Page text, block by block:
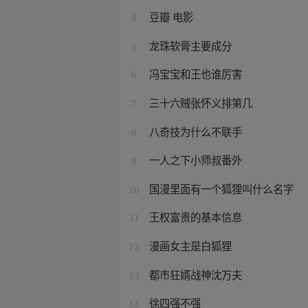
4 豆瓣 电影
5 龙珠软膏主要成分
6 冯宝宝和王也谁厉害
7 三十六贼张怀义排第几
8 八奇技为什么不联手
9 一人之下小师叔番外
10 国漫里面有一个狐狸叫什么名字
王权富贵的基本信息
12 漫画女主是白狐狸
13 都市狂婿战神沈万夫
14 徐四强不强